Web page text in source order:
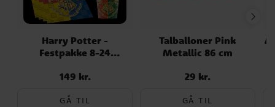
Harry Potter -
Festpakke 8-24
Pris:149 kr.
149 kr.
GÅ TIL
Talballoner Pink
Metallic 86 cm
Pris: 29 kr.
29 kr.
GÅ TIL